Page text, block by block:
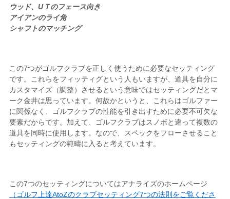
ウッド、UＴのフェース向き
アイアンのライ角
シャフトのマッチング
この7つがゴルフクラブを正しく使うために必要なセッティング
です。これらをフィッティグという人もいますが、道具を自分に
カスタマイズ（調整）させるという意味ではセッティングだとマ
ーク金井は思っています。何故かというと、これらはゴルファー
に関係なく、ゴルフクラブの性能を引き出すために必要不可欠な
要素だからです。加えて、ゴルフクラブはスノボと違って複数の
道具を同時に使用します。なので、スペックをフローさせること
もセッティングの範疇に入ると考えています。
この7つのセッティングについてはアナライズのホームページ
（ゴルフ上達AtoZのクラブセッティング7つの法則をご覧くださ